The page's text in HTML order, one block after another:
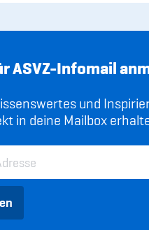
ASVZ-Infomail
und
in deine Mailbox